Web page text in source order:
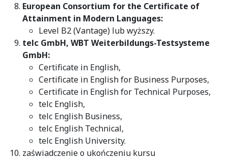
European Consortium for the Certificate of
Attainment in Modern Languages:
Level B2 (Vantage) lub wyższy.
telc GmbH, WBT Weiterbildungs-Testsysteme
GmbH:
Certificate in English,
Certificate in English for Business Purposes,
Certificate in English for Technical Purposes,
telc English,
telc English Business,
telc English Technical,
telc English University.
zaświadczenie o ukończeniu kursu